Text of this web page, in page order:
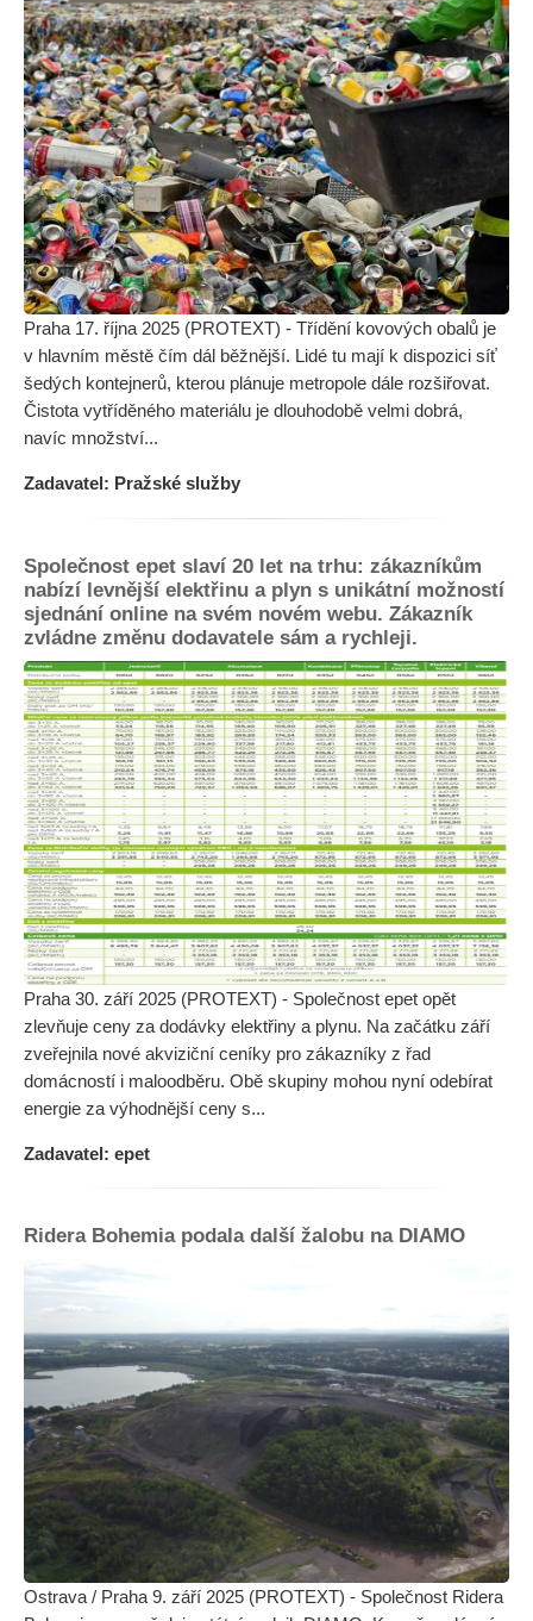
Praha 17. října 2025 (PROTEXT) - Třídění kovových obalů je
v hlavním městě čím dál běžnější. Lidé tu mají k dispozici síť
šedých kontejnerů, kterou plánuje metropole dále rozšiřovat.
Čistota vytříděného materiálu je dlouhodobě velmi dobrá,
navíc množství...
Zadavatel: Pražské služby
Společnost epet slaví 20 let na trhu: zákazníkům
nabízí levnější elektřinu a plyn s unikátní možností
sjednání online na svém novém webu. Zákazník
zvládne změnu dodavatele sám a rychleji.
Praha 30. září 2025 (PROTEXT) - Společnost epet opět
zlevňuje ceny za dodávky elektřiny a plynu. Na začátku září
zveřejnila nové akviziční ceníky pro zákazníky z řad
domácností i maloodběru. Obě skupiny mohou nyní odebírat
energie za výhodnější ceny s...
Zadavatel: epet
Ridera Bohemia podala další žalobu na DIAMO
Ostrava / Praha 9. září 2025 (PROTEXT) - Společnost Ridera